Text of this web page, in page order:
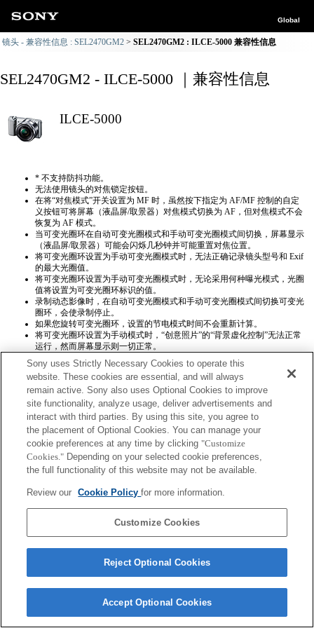
Global
镜头 - 兼容性信息 : SEL2470GM2 SEL2470GM2 : ILCE-5000 兼容性信息
SEL2470GM2 - ILCE-5000 ｜兼容性信息
ILCE-5000
* 不支持防抖功能。
无法使用镜头的对焦锁定按钮。
在将“对焦模式”开关设置为 MF 时，虽然按下指定为 AF/MF 控制的自定
义按钮可将屏幕（液晶屏/取景器）对焦模式切换为 AF，但对焦模式不会
恢复为 AF 模式。
当可变光圈环在自动可变光圈模式和手动可变光圈模式间切换，屏幕显示
（液晶屏/取景器）可能会闪烁几秒钟并可能重置对焦位置。
将可变光圈环设置为手动可变光圈模式时，无法正确​​记录镜头型号和 Exif
的最大光圈值。
将可变光圈环设置为手动可变光圈模式时，无论采用何种曝光模式，光圈
值将设置为可变光圈环标识的值。
录制动态影像时，在自动可变光圈模式和手动可变光圈模式间切换可变光
圈环，会使录制停止。
如果您旋转可变光圈环，设置的节电模式时间不会重新计算。
将可变光圈环设置为手动模式时，“创意照片”的“背景虚化控制”无法正常
运行，然而屏幕显示则一切正常。
Exif镜头名称将不会被正确记录。
Terms of Use Contact Us
Copyright 2026 Sony Corporation
Sony uses Strictly Necessary Cookies to operate this
website. These cookies are essential, and will always
remain active. Sony also uses Optional Cookies to improve
site functionality, analyze usage, deliver advertisements and
interact with third parties. By using this site, you agree to
the placement of Optional Cookies. You can manage your
cookie preferences at any time by clicking "Customize
Cookies." Depending on your selected cookie preferences,
the full functionality of this website may not be available.
Review our Cookie Policyfor more information.
Customize Cookies
Reject Optional Cookies
Accept Optional Cookies